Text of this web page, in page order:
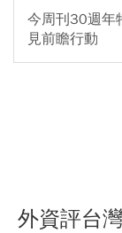
今周刊30週年
見前瞻行動
外資評台